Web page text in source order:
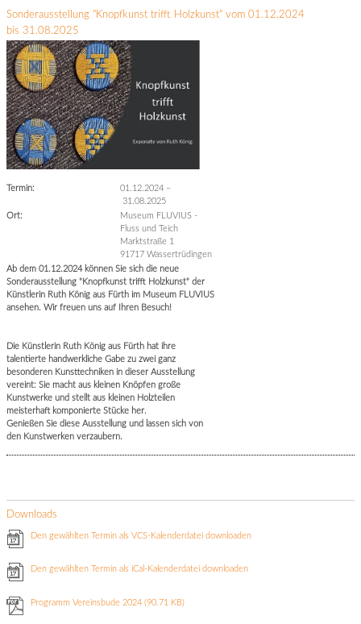
Sonderausstellung "Knopfkunst trifft Holzkunst" vom 01.12.2024
bis 31.08.2025
Termin: 01.12.2024 –
31.08.2025
Ort:
Museum FLUVIUS -
Fluss und Teich
Marktstraße 1
91717 Wassertrüdingen
Ab dem 01.12.2024 können Sie sich die neue
Sonderausstellung "Knopfkunst trifft Holzkunst" der
Künstlerin Ruth König aus Fürth im Museum FLUVIUS
ansehen. Wir freuen uns auf Ihren Besuch!
Die Künstlerin Ruth König aus Fürth hat ihre
talentierte handwerkliche Gabe zu zwei ganz
besonderen Kunsttechniken in dieser Ausstellung
vereint: Sie macht aus kleinen Knöpfen große
Kunstwerke und stellt aus kleinen Holzteilen
meisterhaft komponierte Stücke her.
Genießen Sie diese Ausstellung und lassen sich von
den Kunstwerken verzaubern.
Downloads
Den gewählten Termin als VCS-Kalenderdatei downloaden
Den gewählten Termin als iCal-Kalenderdatei downloaden
Programm Vereinsbude 2024(90.71 KB)